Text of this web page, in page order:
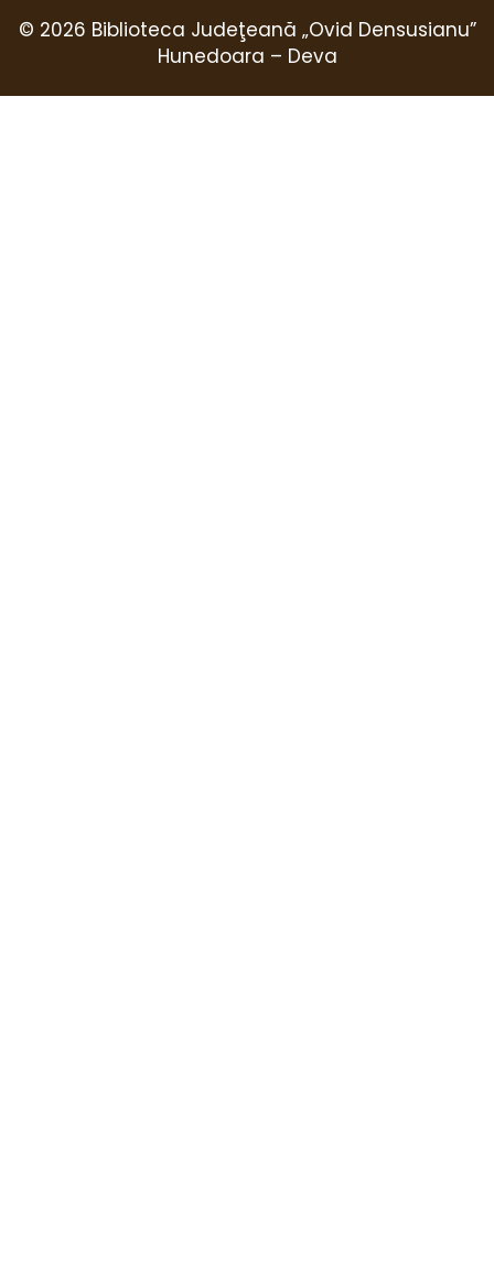
© 2026 Biblioteca Judeţeană „Ovid Densusianu”
Hunedoara – Deva